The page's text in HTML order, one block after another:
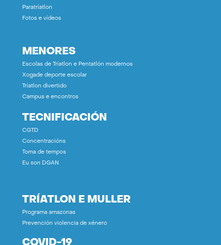
Paratríatlon
Fotos e vídeos
MENORES
Escolas de Tríatlon e Pentatlón modernos
Xogade deporte escolar
Tríatlon divertido
Campus e encontros
TECNIFICACIÓN
CGTD
Concentracións
Toma de tempos
Eu son DGAN
TRÍATLON E MULLER
Programa amazonas
Prevención violencia de xénero
COVID-19